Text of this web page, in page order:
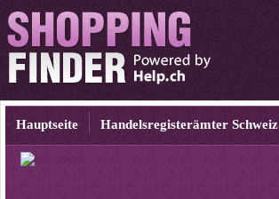
Hauptseite Handelsregisterämter Schweiz